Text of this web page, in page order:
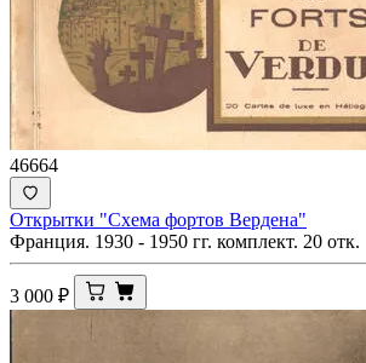
46664
Открытки "Схема фортов Вердена"
Франция. 1930 - 1950 гг. комплект. 20 отк.
3 000 ₽